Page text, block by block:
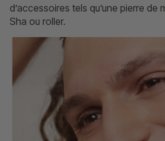
d’accessoires tels qu’une pierre de
Sha ou roller.